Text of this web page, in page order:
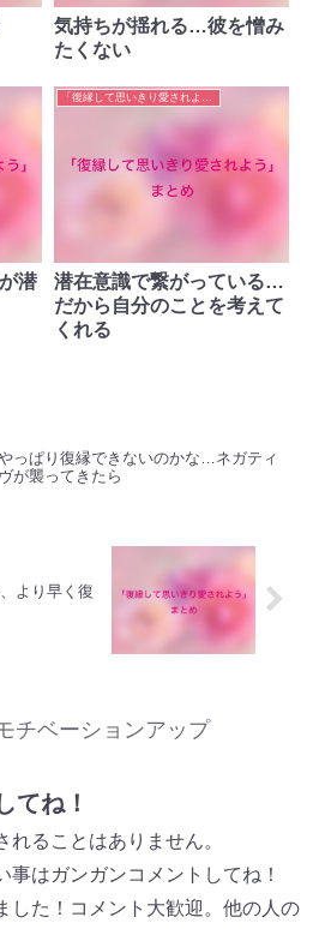
気持ちが揺れる…彼を憎み
たくない
潜
潜在意識で繋がっている…
だから自分のことを考えて
くれる
っぱり復縁できないのかな…ネガティ
ヴが襲ってきたら
より早く復
チベーションアップ
てね！
れることはありません。
事はガンガンコメントしてね！
した！コメント大歓迎。他の人の